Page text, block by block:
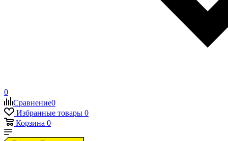
0
Сравнение0
Избранные товары 0
Корзина 0